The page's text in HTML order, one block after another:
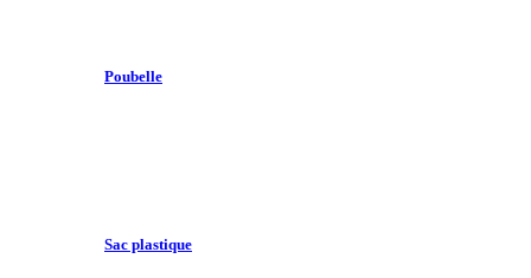
Poubelle
Sac plastique